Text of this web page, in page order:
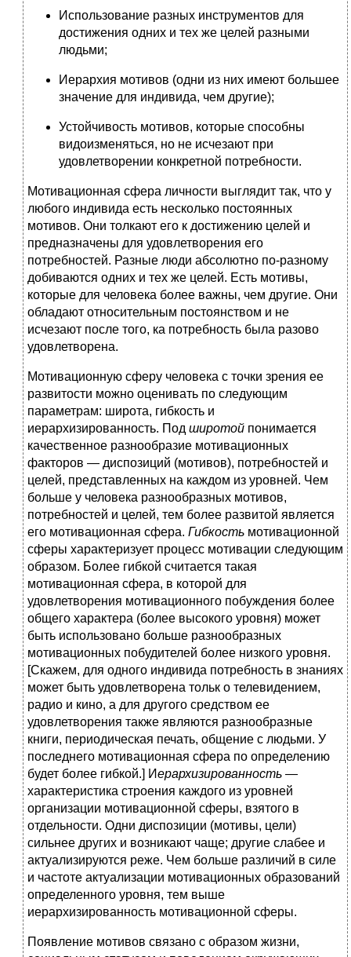
Использование разных инструментов для
достижения одних и тех же целей разными
людьми;
Иерархия мотивов (одни из них имеют большее
значение для индивида, чем другие);
Устойчивость мотивов, которые способны
видоизменяться, но не исчезают при
удовлетворении конкретной потребности.
Мотивационная сфера личности выглядит так, что у
любого индивида есть несколько постоянных
мотивов. Они толкают его к достижению целей и
предназначены для удовлетворения его
потребностей. Разные люди абсолютно по-разному
добиваются одних и тех же целей. Есть мотивы,
которые для человека более важны, чем другие. Они
обладают относительным постоянством и не
исчезают после того, ка потребность была разово
удовлетворена.
Мотивационную сферу человека с точки зрения ее
развитости можно оценивать по следующим
параметрам: широта, гибкость и
иерархизированность. Под широтой понимается
качественное разнообразие мотивационных
факторов — диспозиций (мотивов), потребностей и
целей, представленных на каждом из уровней. Чем
больше у человека разнообразных мотивов,
потребностей и целей, тем более развитой является
его мотивационная сфера. Гибкость мотивационной
сферы характеризует процесс мотивации следующим
образом. Более гибкой считается такая
мотивационная сфера, в которой для
удовлетворения мотивационного побуждения более
общего характера (более высокого уровня) может
быть использовано больше разнообразных
мотивационных побудителей более низкого уровня.
[Скажем, для одного индивида потребность в знаниях
может быть удовлетворена тольк о телевидением,
радио и кино, а для другого средством ее
удовлетворения также являются разнообразные
книги, периодическая печать, общение с людьми. У
последнего мотивационная сфера по определению
будет более гибкой.] Иерархизированность —
характеристика строения каждого из уровней
организации мотивационной сферы, взятого в
отдельности. Одни диспозиции (мотивы, цели)
сильнее других и возникают чаще; другие слабее и
актуализируются реже. Чем больше различий в силе
и частоте актуализации мотивационных образований
определенного уровня, тем выше
иерархизированность мотивационной сферы.
Появление мотивов связано с образом жизни,